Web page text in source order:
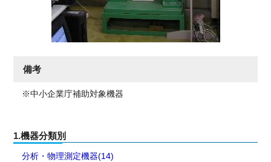
備考
※中小企業庁補助対象機器
1.機器分類別
分析・物理測定機器(14)